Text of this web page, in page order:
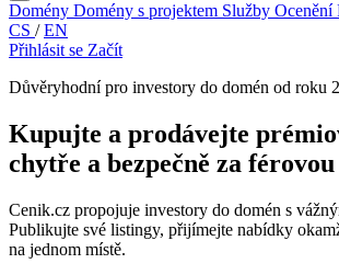
Domény Domény s projektem Služby Ocenění
CS / EN
Přihlásit se Začít
Důvěryhodní pro investory do domén od roku
Kupujte a prodávejte
chytře a bezpečně za férovou
Cenik.cz propojuje investory do domén s
Publikujte své listingy, přijímejte nabídky
na jednom místě.